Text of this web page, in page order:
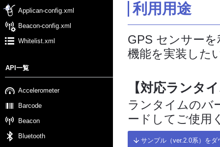
Applican-config.xml
Beacon-config.xml
Whitelist.xml
API一覧
Accelerometer
Barcode
Beacon
Bluetooth
利用用途
GPS センサー
機能を実装した
【対応ランタ
ランタイムのバ
ードしてご使用
サンプル（ver.2.0系）をダ